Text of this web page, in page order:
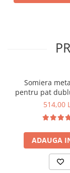
Somiera
pentru pat
6 picioare, 32
saltea ferm,
514,00
ADAUGA